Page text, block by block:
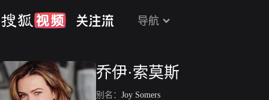
导航
乔伊·索莫斯
别名： Joy Somers